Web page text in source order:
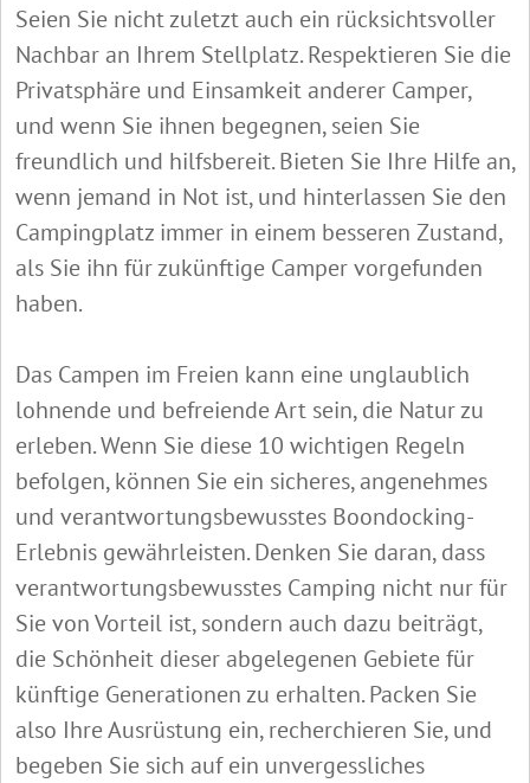
Seien Sie nicht zuletzt auch ein rücksichtsvoller
Nachbar an Ihrem Stellplatz. Respektieren Sie die
Privatsphäre und Einsamkeit anderer Camper,
und wenn Sie ihnen begegnen, seien Sie
freundlich und hilfsbereit. Bieten Sie Ihre Hilfe an,
wenn jemand in Not ist, und hinterlassen Sie den
Campingplatz immer in einem besseren Zustand,
als Sie ihn für zukünftige Camper vorgefunden
haben.
Das Campen im Freien kann eine unglaublich
lohnende und befreiende Art sein, die Natur zu
erleben. Wenn Sie diese 10 wichtigen Regeln
befolgen, können Sie ein sicheres, angenehmes
und verantwortungsbewusstes Boondocking-
Erlebnis gewährleisten. Denken Sie daran, dass
verantwortungsbewusstes Camping nicht nur für
Sie von Vorteil ist, sondern auch dazu beiträgt,
die Schönheit dieser abgelegenen Gebiete für
künftige Generationen zu erhalten. Packen Sie
also Ihre Ausrüstung ein, recherchieren Sie, und
begeben Sie sich auf ein unvergessliches